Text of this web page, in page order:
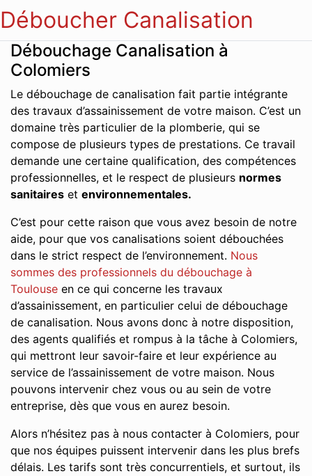
Déboucher Canalisation
Débouchage Canalisation à
Colomiers
Le débouchage de canalisation fait partie intégrante
des travaux d’assainissement de votre maison. C’est un
domaine très particulier de la plomberie, qui se
compose de plusieurs types de prestations. Ce travail
demande une certaine qualification, des compétences
professionnelles, et le respect de plusieurs normes
sanitaires et environnementales.
C’est pour cette raison que vous avez besoin de notre
aide, pour que vos canalisations soient débouchées
dans le strict respect de l’environnement. Nous
sommes des professionnels du débouchage à
Toulouse en ce qui concerne les travaux
d’assainissement, en particulier celui de débouchage
de canalisation. Nous avons donc à notre disposition,
des agents qualifiés et rompus à la tâche à Colomiers,
qui mettront leur savoir-faire et leur expérience au
service de l’assainissement de votre maison. Nous
pouvons intervenir chez vous ou au sein de votre
entreprise, dès que vous en aurez besoin.
Alors n’hésitez pas à nous contacter à Colomiers, pour
que nos équipes puissent intervenir dans les plus brefs
délais. Les tarifs sont très concurrentiels, et surtout, ils